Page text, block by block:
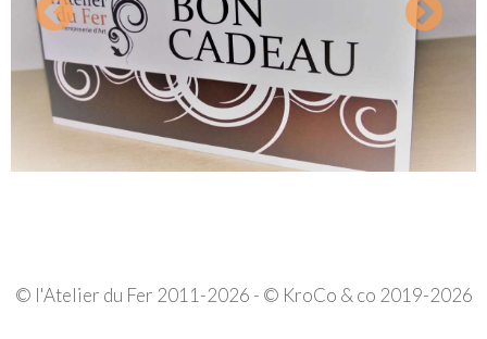
© l'Atelier du Fer 2011-2026 - © KroCo & co 2019-2026